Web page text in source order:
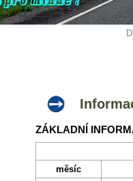
ZÁKLADNÍ
měsíc